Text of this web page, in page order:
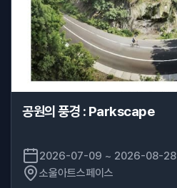
공원의 풍경 : Parkscape
2026-07-09 ~ 2026-08-28
소울아트스페이스